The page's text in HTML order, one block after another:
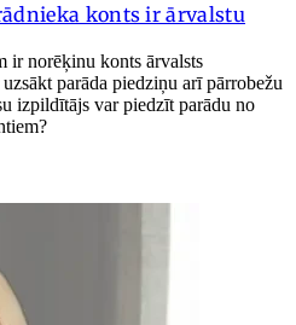
konts ir ārvalstu
ir norēķinu konts ārvalsts
parāda piedziņu arī pārrobežu
izpildītājs var piedzīt parādu no